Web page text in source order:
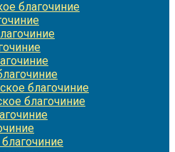
благочиние
благочиние
благочиние